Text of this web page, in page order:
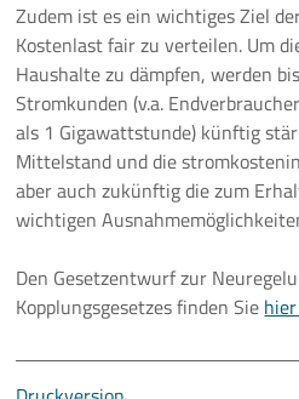
Zudem ist es ein wichtiges Ziel
Kostenlast fair zu verteilen. Um
Haushalte zu dämpfen, werden
Stromkunden (v.a.
als 1 Gigawattstunde) künftig
Mittelstand und die
aber auch zukünftig die zum
wichtigen
Den Gesetzentwurf zur
Kopplungsgesetzes finden Sie